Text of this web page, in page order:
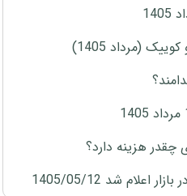
(مرداد 1405)
هزینه دارد؟
شد 1405/05/12